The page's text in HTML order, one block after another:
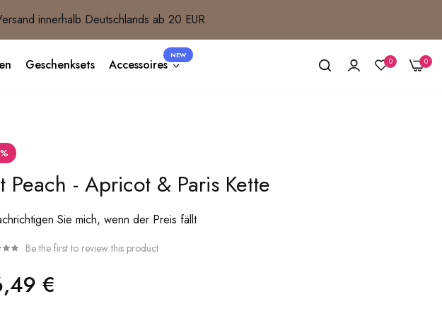
innerhalb Deutschlands ab 20 EUR
Geschenksets Accessoires
NEW
0 0
Peach - Apricot & Paris Kette
Sie mich, wenn der Preis fällt
€
Be the first to review this product